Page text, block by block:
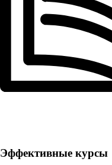
Эффективные курсы